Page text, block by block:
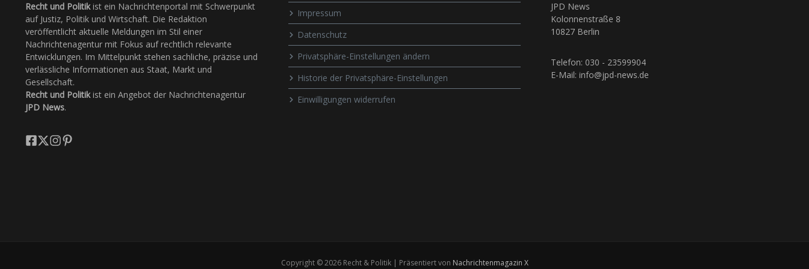
Recht und Politikist ein Nachrichtenportal mit Schwerpunkt
auf Justiz, Politik und Wirtschaft. Die Redaktion
veröffentlicht aktuelle Meldungen im Stil einer
Nachrichtenagentur mit Fokus auf rechtlich relevante
Entwicklungen. Im Mittelpunkt stehen sachliche, präzise und
verlässliche Informationen aus Staat, Markt und
Gesellschaft.
Recht und Politikist ein Angebot der Nachrichtenagentur
JPD News.
Impressum
Datenschutz
Privatsphäre-Einstellungen ändern
Historie der Privatsphäre-Einstellungen
Einwilligungen widerrufen
JPD News
Kolonnenstraße 8
10827 Berlin
Telefon: 030 - 23599904
E-Mail: info@jpd-news.de
Copyright © 2026 Recht & Politik | Präsentiert von Nachrichtenmagazin X